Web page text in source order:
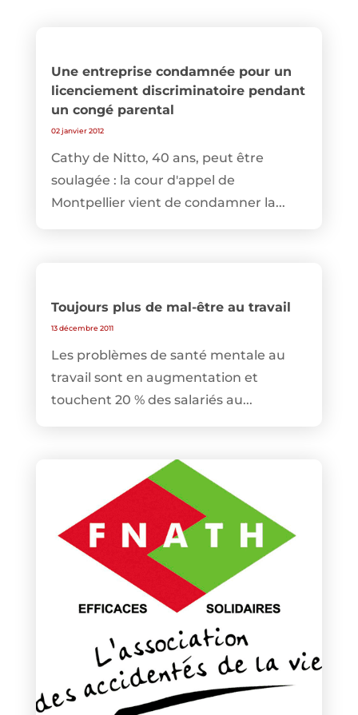
Une entreprise condamnée pour un
licenciement discriminatoire pendant
un congé parental
02 janvier 2012
Cathy de Nitto, 40 ans, peut être
soulagée : la cour d'appel de
Montpellier vient de condamner la...
Toujours plus de mal-être au travail
13 décembre 2011
Les problèmes de santé mentale au
travail sont en augmentation et
touchent 20 % des salariés au...